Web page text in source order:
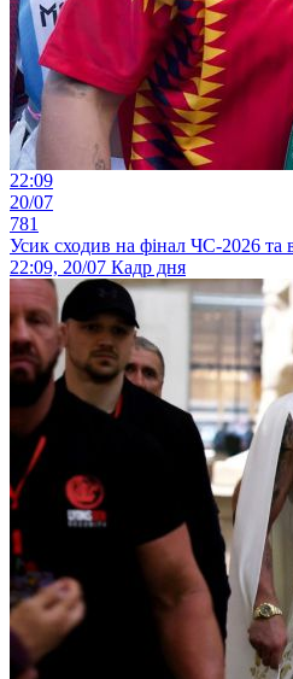
22:09
20/07
781
Усик сходив на фінал ЧС-2026 та
22:09, 20/07 Кадр дня